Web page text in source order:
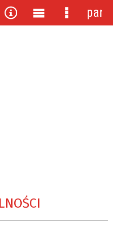
Narzędzia
MenuMenu